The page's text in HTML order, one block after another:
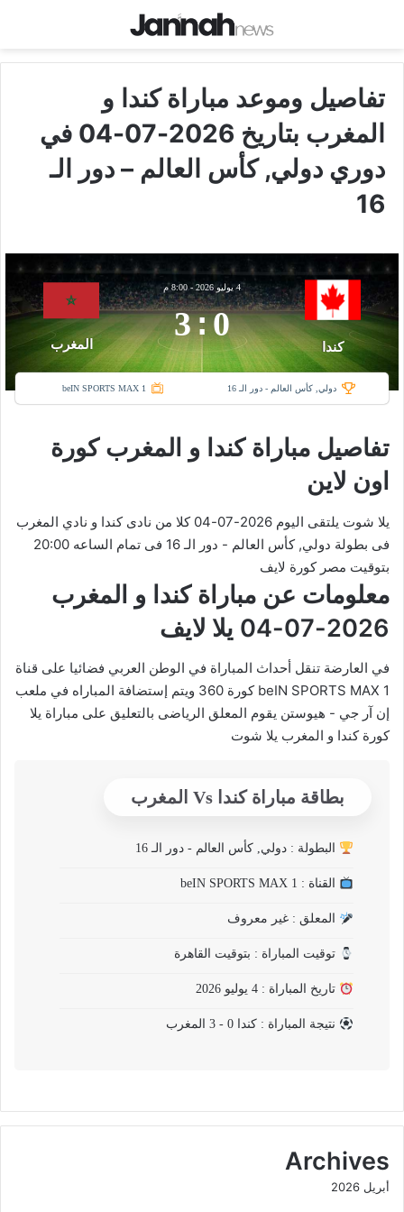
تفاصيل وموعد مباراة كندا و
المغرب بتاريخ 2026-07-04 في
دوري دولي, كأس العالم – دور الـ
16
كندا
4 يوليو 2026 -8:00 م
0
:
3
المغرب
دولي, كأس العالم - دور الـ 16 beIN SPORTS MAX 1
تفاصيل مباراة كندا و المغرب كورة
اون لاين
يلا شوت يلتقى اليوم 2026-07-04 كلا من نادى كندا و نادي المغرب
فى بطولة دولي, كأس العالم - دور الـ 16 فى تمام الساعه 20:00
بتوقيت مصر كورة لايف
معلومات عن مباراة كندا و المغرب
2026-07-04 يلا لايف
في العارضة تنقل أحداث المباراة في الوطن العربي فضائيا على قناة
beIN SPORTS MAX 1 كورة 360 ويتم إستضافة المباراه في ملعب
إن آر جي - هيوستن يقوم المعلق الرياضى بالتعليق على مباراة يلا
كورة كندا و المغرب يلا شوت
بطاقة مباراة كندا Vs المغرب
البطولة : دولي, كأس العالم - دور الـ 16
القناة : beIN SPORTS MAX 1
المعلق : غير معروف
توقيت المباراة : بتوقيت القاهرة
تاريخ المباراة : 4 يوليو 2026
نتيجة المباراة : كندا 0 - 3 المغرب
Archives
أبريل 2026